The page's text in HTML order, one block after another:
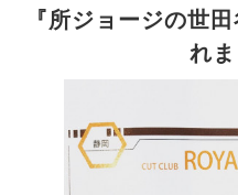
『所ジョージの世
れ